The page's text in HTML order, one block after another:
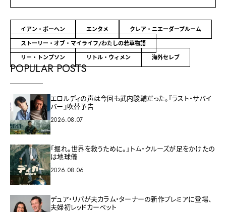
イアン・ボーヘン エンタメ
クレア・ニエーダープルーム
ストーリー・オブ・マイライフ/わたしの若草物語
リー・トンプソン
リトル・ウィメン 海外セレブ
POPULAR POSTS
エロルディの声は今回も武内駿輔だった。『ラスト・サバイ
バー』吹替予告
2026.08.07
「掘れ。世界を救うために。」トム・クルーズが足をかけたの
は地球儀
2026.08.06
デュア・リパが夫カラム・ターナーの新作プレミアに登場、
夫婦初レッドカーペット